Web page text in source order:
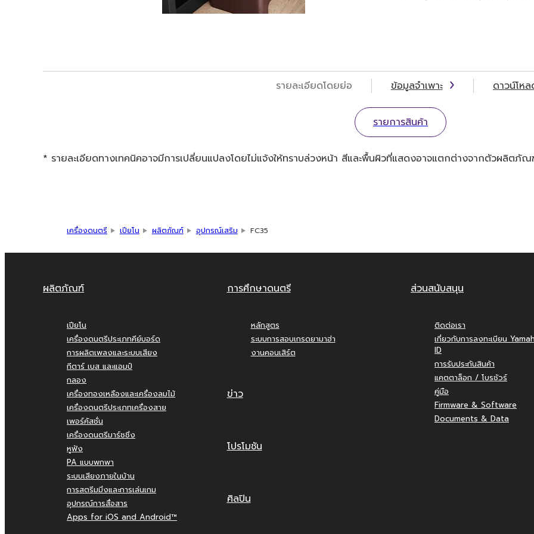
รายละเอียดโดยย่อ ข้อมูลจำเพาะ ดาวน์โหล
รายการสินค้า
* รายละเอียดทางเทคนิคอาจมีการเปลี่ยนแปลงโดยไม่แจ้งให้ทราบล่วงหน้า สีและพื้นผิวที่แสดงอาจแตกต่างจากตัวผลิตภัณ
เครื่องดนตรี เปียโน ผลิตภัณฑ์ อุปกรณ์เสริม FC35
ผลิตภัณฑ์
เปียโน
เครื่องดนตรีประเภทคีย์บอร์ด
การผลิตเพลงและระบบเสียง
กีตาร์ เบส และแอมป์
กลอง
เครื่องทองเหลืองและเครื่องลมไม้
เครื่องดนตรีประเภทเครื่องสาย
เพอร์คัสชั่น
เครื่องดนตรีมาร์ชชิ่ง
หูฟัง
PA แบบพกพา
ระบบเสียงภายในบ้าน
การสตรีมมิ่งและการเล่นเกม
อุปกรณ์การสื่อสาร
Apps for iOS and Android™
การศึกษาดนตรี
หลักสูตร
ระบบการสอบเกรดยามาฮ่า
งานคอนเสิร์ต
ข่าว
โปรโมชัน
ศิลปิน
ส่วนสนับสนุน
ติดต่อเรา
เกี่ยวกับการลงทะเบียน
ID
การรับประกันสินค้า
แคตตาล็อก / โบรชัวร์
คู่มือ
Firmware & Software
Documents & Data